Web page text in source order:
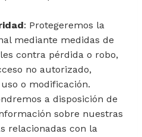
: Protegeremos la
mediante medidas de
contra pérdida o robo,
no autorizado,
o modificación.
a disposición de
sobre nuestras
relacionadas con la